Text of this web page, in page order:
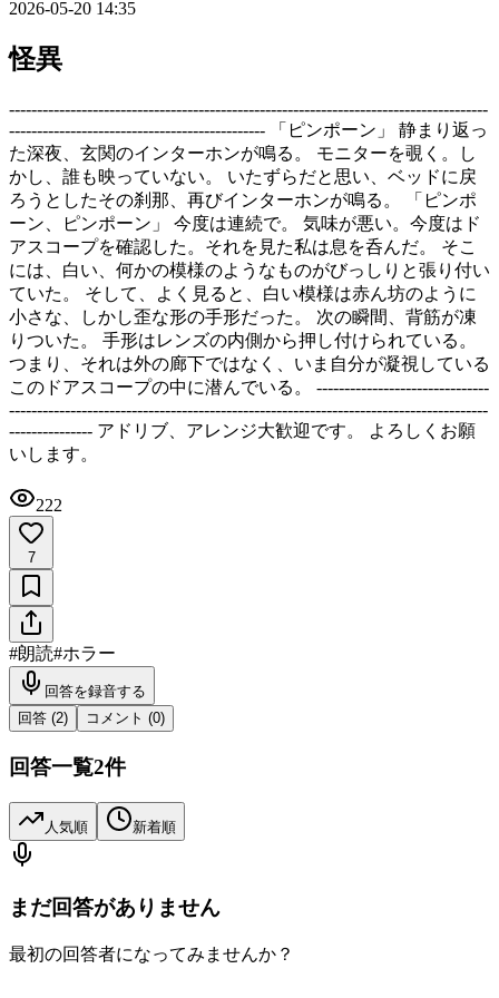
2026-05-20 14:35
怪異
--------------------------------------------------------------------------------------
---------------------------------------------- 「ピンポーン」 静まり返っ
た深夜、玄関のインターホンが鳴る。 モニターを覗く。し
かし、誰も映っていない。 いたずらだと思い、ベッドに戻
ろうとしたその刹那、再びインターホンが鳴る。 「ピンポ
ーン、ピンポーン」 今度は連続で。 気味が悪い。今度はド
アスコープを確認した。それを見た私は息を呑んだ。 そこ
には、白い、何かの模様のようなものがびっしりと張り付い
ていた。 そして、よく見ると、白い模様は赤ん坊のように
小さな、しかし歪な形の手形だった。 次の瞬間、背筋が凍
りついた。 手形はレンズの内側から押し付けられている。
つまり、それは外の廊下ではなく、いま自分が凝視している
このドアスコープの中に潜んでいる。 -------------------------------
--------------------------------------------------------------------------------------
--------------- アドリブ、アレンジ大歓迎です。 よろしくお願
いします。
222
7
#朗読#ホラー
回答を録音する
回答 (2) コメント (0)
回答一覧2件
人気順 新着順
まだ回答がありません
最初の回答者になってみませんか？